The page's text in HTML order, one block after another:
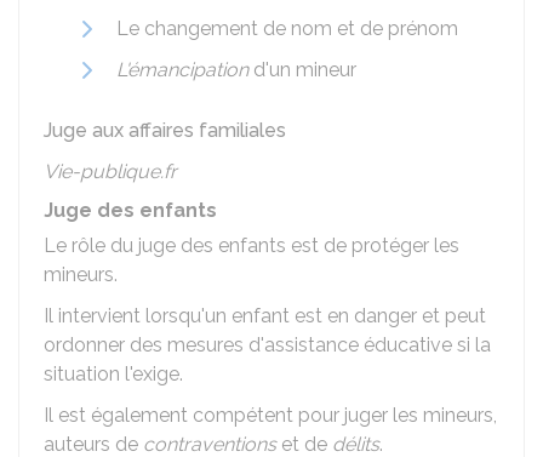
Le changement de nom et de prénom
L'émancipationd'un mineur
Juge aux affaires familiales
Vie-publique.fr
Juge des enfants
Le rôle du juge des enfants est de protéger les
mineurs.
Il intervient lorsqu'un enfant est en danger et peut
ordonner des mesures d'assistance éducative si la
situation l'exige.
Il est également compétent pour juger les mineurs,
auteurs de contraventionset de délits.